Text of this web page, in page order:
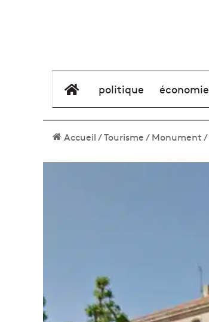
élément de menu
politique économie
Accueil/Tourisme/Monument/